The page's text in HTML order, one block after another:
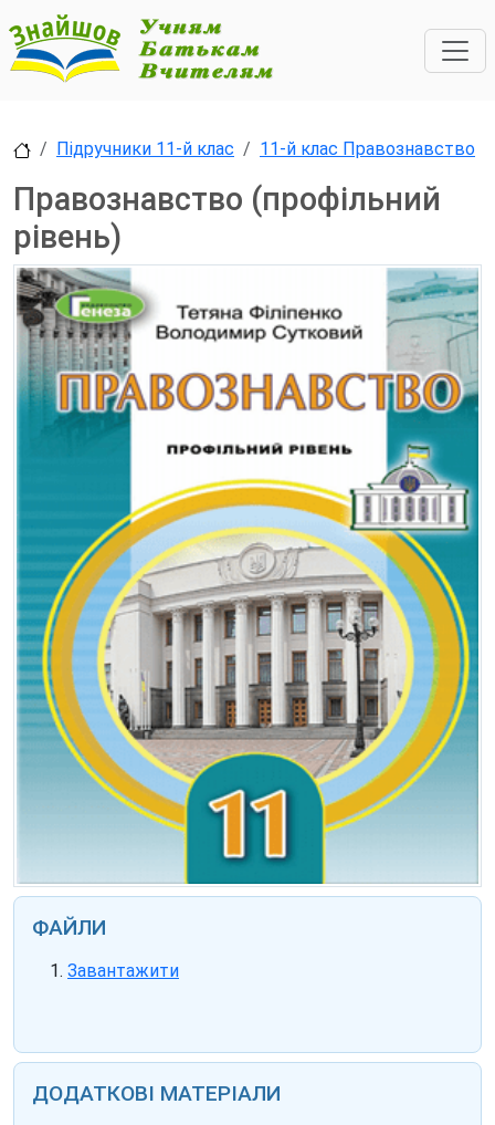
Підручники 11-й клас 11-й клас Правознавство
Правознавство (профільний
рівень)
ФАЙЛИ
Завантажити
ДОДАТКОВІ МАТЕРІАЛИ